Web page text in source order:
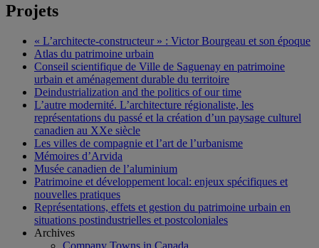
Projets
« L’architecte-constructeur » : Victor Bourgeau et son époque
Atlas du patrimoine urbain
Conseil scientifique de Ville de Saguenay en patrimoine
urbain et aménagement durable du territoire
Deindustrialization and the politics of our time
L’autre modernité. L’architecture régionaliste, les
représentations du passé et la création d’un paysage culturel
canadien au XXe siècle
Les villes de compagnie et l’art de l’urbanisme
Mémoires d’Arvida
Musée canadien de l’aluminium
Patrimoine et développement local: enjeux spécifiques et
nouvelles pratiques
Représentations, effets et gestion du patrimoine urbain en
situations postindustrielles et postcoloniales
Archives
Company Towns in Canada